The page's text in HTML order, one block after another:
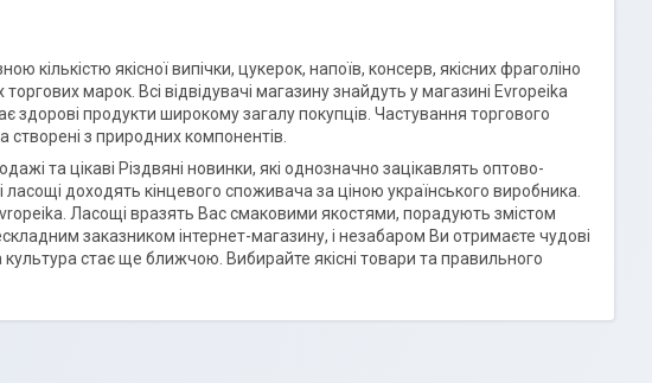
якісної випічки, цукерок, напоїв, консерв, якісних фраголіно
марок. Всі відвідувачі магазину знайдуть у магазині Evropeika
продукти широкому загалу покупців. Частування торгового
з природних компонентів.
та цікаві Різдвяні новинки, які однозначно зацікавлять оптово-
ласощі доходять кінцевого споживача за ціною українського виробника.
Ласощі вразять Вас смаковими якостями, порадують змістом
заказником інтернет-магазину, і незабаром Ви отримаєте чудові
стає ще ближчою. Вибирайте якісні товари та правильного